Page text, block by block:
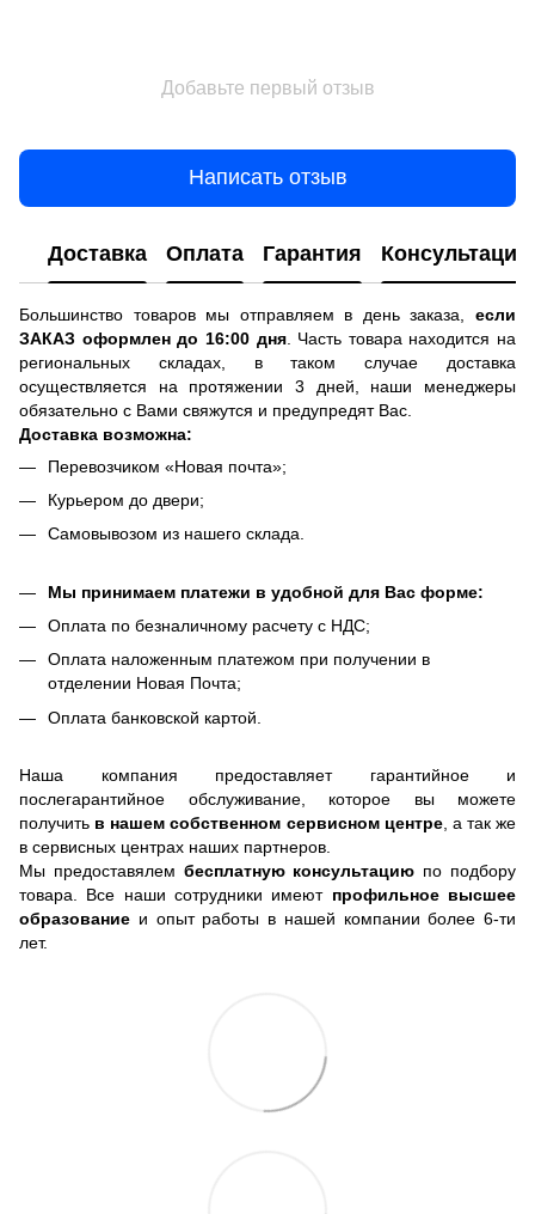
Добавьте первый отзыв
Написать отзыв
Доставка Оплата Гарантия Консультация
Большинство товаров мы отправляем в день заказа, если
ЗАКАЗ оформлен до 16:00 дня. Часть товара находится на
региональных складах, в таком случае доставка
осуществляется на протяжении 3 дней, наши менеджеры
обязательно с Вами свяжутся и предупредят Вас.
Доставка возможна:
Перевозчиком «Новая почта»;
Курьером до двери;
Самовывозом из нашего склада.
Мы принимаем платежи в удобной для Вас форме:
Оплата по безналичному расчету с НДС;
Оплата наложенным платежом при получении в
отделении Новая Почта;
Оплата банковской картой.
Наша компания предоставляет гарантийное и
послегарантийное обслуживание, которое вы можете
получить в нашем собственном сервисном центре, а так же
в сервисных центрах наших партнеров.
Мы предоставялем бесплатную консультацию по подбору
товара. Все наши сотрудники имеют профильное высшее
образование и опыт работы в нашей компании более 6-ти
лет.